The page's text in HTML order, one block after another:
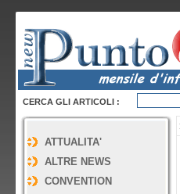
CERCA GLI ARTICOLI :
ATTUALITA'
ALTRE NEWS
CONVENTION